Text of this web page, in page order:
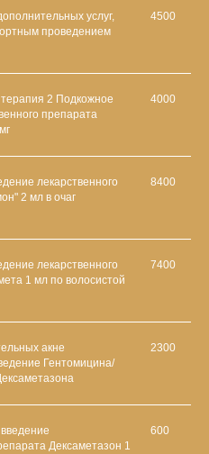
услуг,
проведением
4500
2 Подкожное
препарата
4000
лекарственного
2 мл в очаг
8400
лекарственного
1 мл по волосистой
7400
акне
Гентомицина/
2300
Дексаметазон 1
600